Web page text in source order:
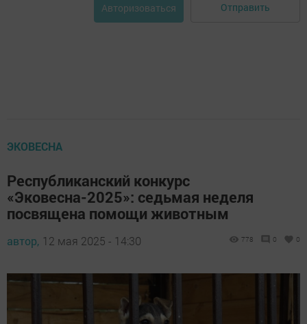
Авторизоваться Отправить
ЭКОВЕСНА
Республиканский конкурс
«Эковесна-2025»: седьмая неделя
посвящена помощи животным
автор, 12 мая 2025 - 14:30 778 0 0